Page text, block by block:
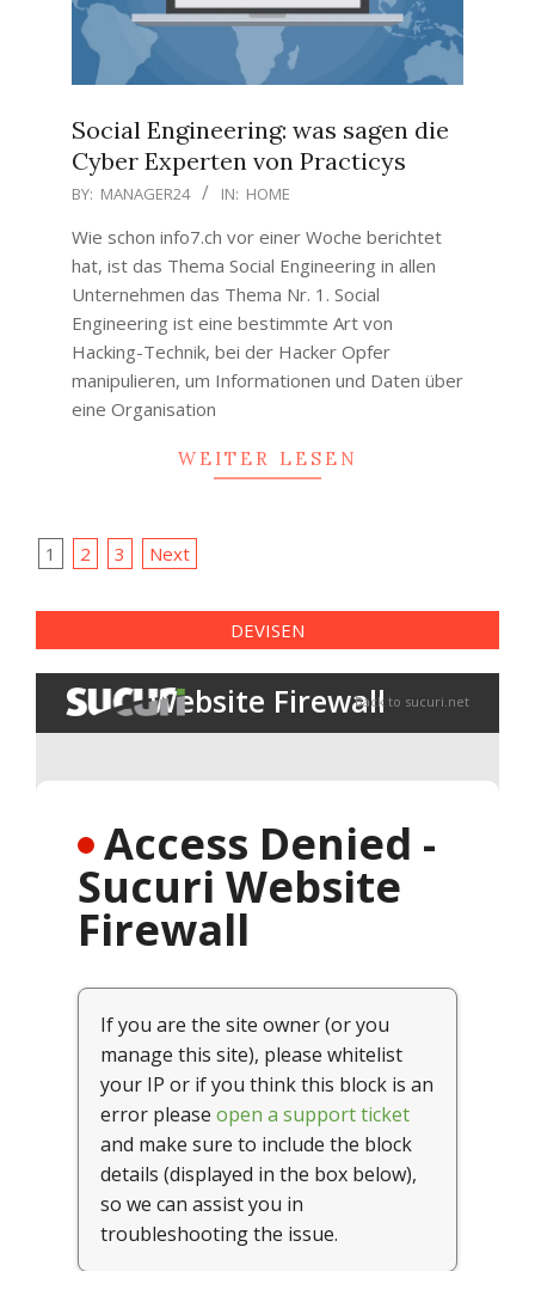
Social Engineering: was sagen die
Cyber Experten von Practicys
2020-
25
BY: MANAGER24 IN: HOME
Wie schon info7.ch vor einer Woche berichtet
hat, ist das Thema Social Engineering in allen
Unternehmen das Thema Nr. 1. Social
Engineering ist eine bestimmte Art von
Hacking-Technik, bei der Hacker Opfer
manipulieren, um Informationen und Daten über
eine Organisation
WEITER LESEN
Posts
1 2 3 Next
DEVISEN